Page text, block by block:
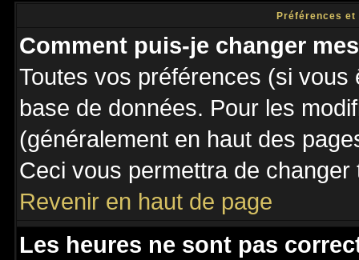
Préférences
Comment puis-je changer
Toutes vos préférences (si
base de données. Pour les
(généralement en haut des
Ceci vous permettra de
Revenir en haut de page
Les heures ne sont pas